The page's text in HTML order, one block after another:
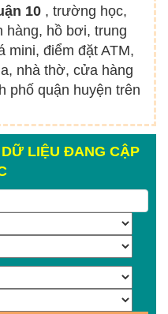
10 , trường học,
hàng, hồ bơi, trung
mini, điểm đặt ATM,
nhà thờ, cửa hàng
phố quận huyện trên
DỮ LIỆU ĐANG CẬP